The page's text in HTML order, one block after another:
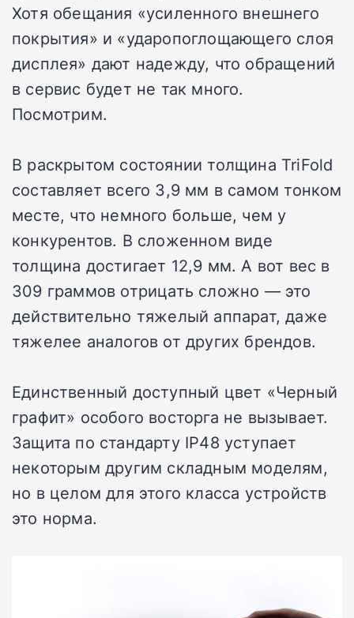
Хотя обещания «усиленного внешнего
покрытия» и «ударопоглощающего слоя
дисплея» дают надежду, что обращений
в сервис будет не так много.
Посмотрим.
В раскрытом состоянии толщина TriFold
составляет всего 3,9 мм в самом тонком
месте, что немного больше, чем у
конкурентов. В сложенном виде
толщина достигает 12,9 мм. А вот вес в
309 граммов отрицать сложно — это
действительно тяжелый аппарат, даже
тяжелее аналогов от других брендов.
Единственный доступный цвет «Черный
графит» особого восторга не вызывает.
Защита по стандарту IP48 уступает
некоторым другим складным моделям,
но в целом для этого класса устройств
это норма.